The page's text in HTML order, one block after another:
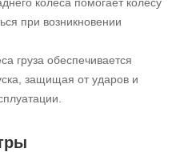
при возникновении
груза обеспечивается
защищая от ударов и